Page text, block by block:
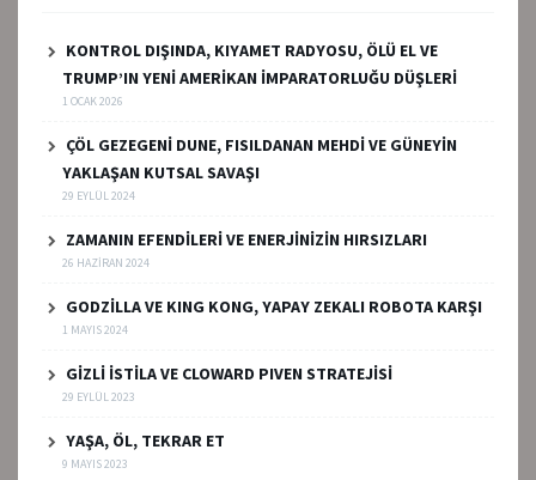
KONTROL DIŞINDA, KIYAMET RADYOSU, ÖLÜ EL VE
TRUMP’IN YENİ AMERİKAN İMPARATORLUĞU DÜŞLERİ
1 OCAK 2026
ÇÖL GEZEGENİ DUNE, FISILDANAN MEHDİ VE GÜNEYİN
YAKLAŞAN KUTSAL SAVAŞI
29 EYLÜL 2024
ZAMANIN EFENDİLERİ VE ENERJİNİZİN HIRSIZLARI
26 HAZIRAN 2024
GODZİLLA VE KING KONG, YAPAY ZEKALI ROBOTA KARŞI
1 MAYIS 2024
GİZLİ İSTİLA VE CLOWARD PIVEN STRATEJİSİ
29 EYLÜL 2023
YAŞA, ÖL, TEKRAR ET
9 MAYIS 2023